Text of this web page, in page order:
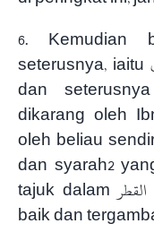
6. Kemudian
seterusnya, iaitu قطر الندى karangan Ibn Hisyam
dan seterusnya شذور الذهب. Kedua-duanya
dikarang oleh
oleh beliau
dan syarah2
tajuk dalam القطر dan الشذور ini diingati dengan
baik dan